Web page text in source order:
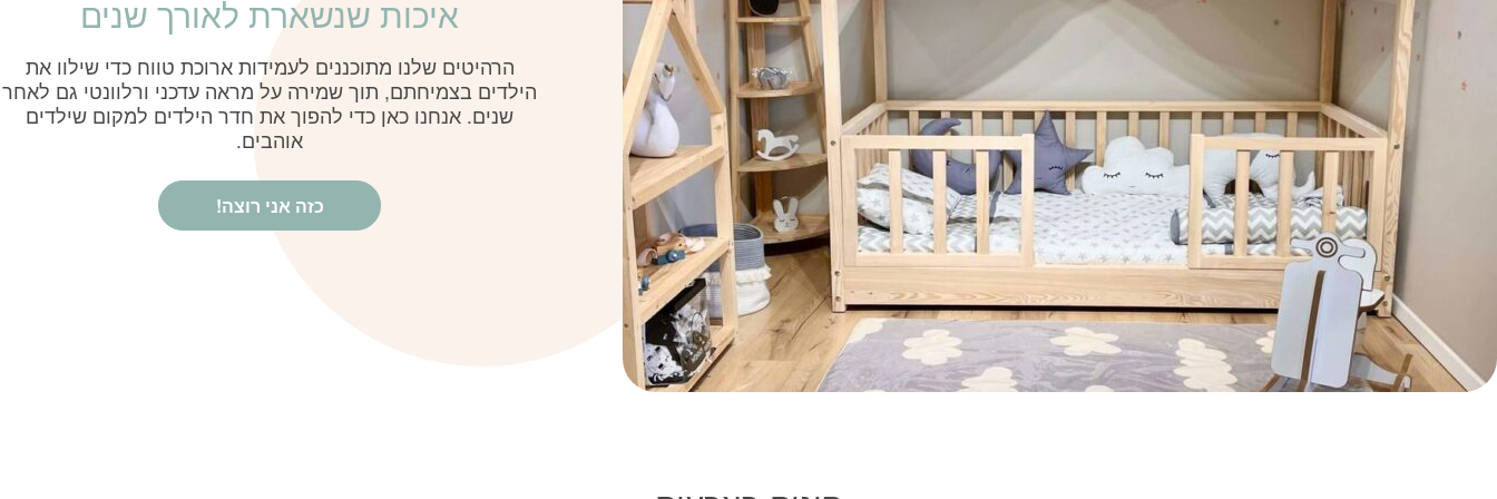
איכות שנשארת לאורך שנים
הרהיטים שלנו מתוכננים לעמידות ארוכת טווח כדי שילוו את
הילדים בצמיחתם, תוך שמירה על מראה עדכני ורלוונטי גם לאחר
שנים. אנחנו כאן כדי להפוך את חדר הילדים למקום שילדים
אוהבים.
כזה אני רוצה!